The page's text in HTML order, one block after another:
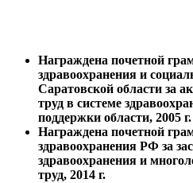
Награждена почетной
здравоохранения и
Саратовской области за
труд в системе
поддержки области, 2005 г.
Награждена почетной
здравоохранения РФ за
здравоохранения и
труд, 2014 г.